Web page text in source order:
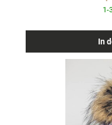
1-
In